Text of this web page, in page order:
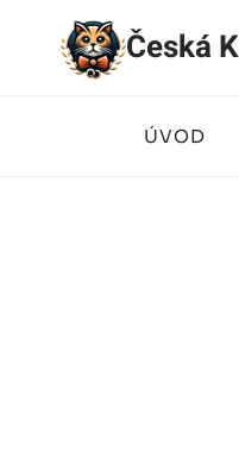
Přeskočit
Česká
ÚVOD